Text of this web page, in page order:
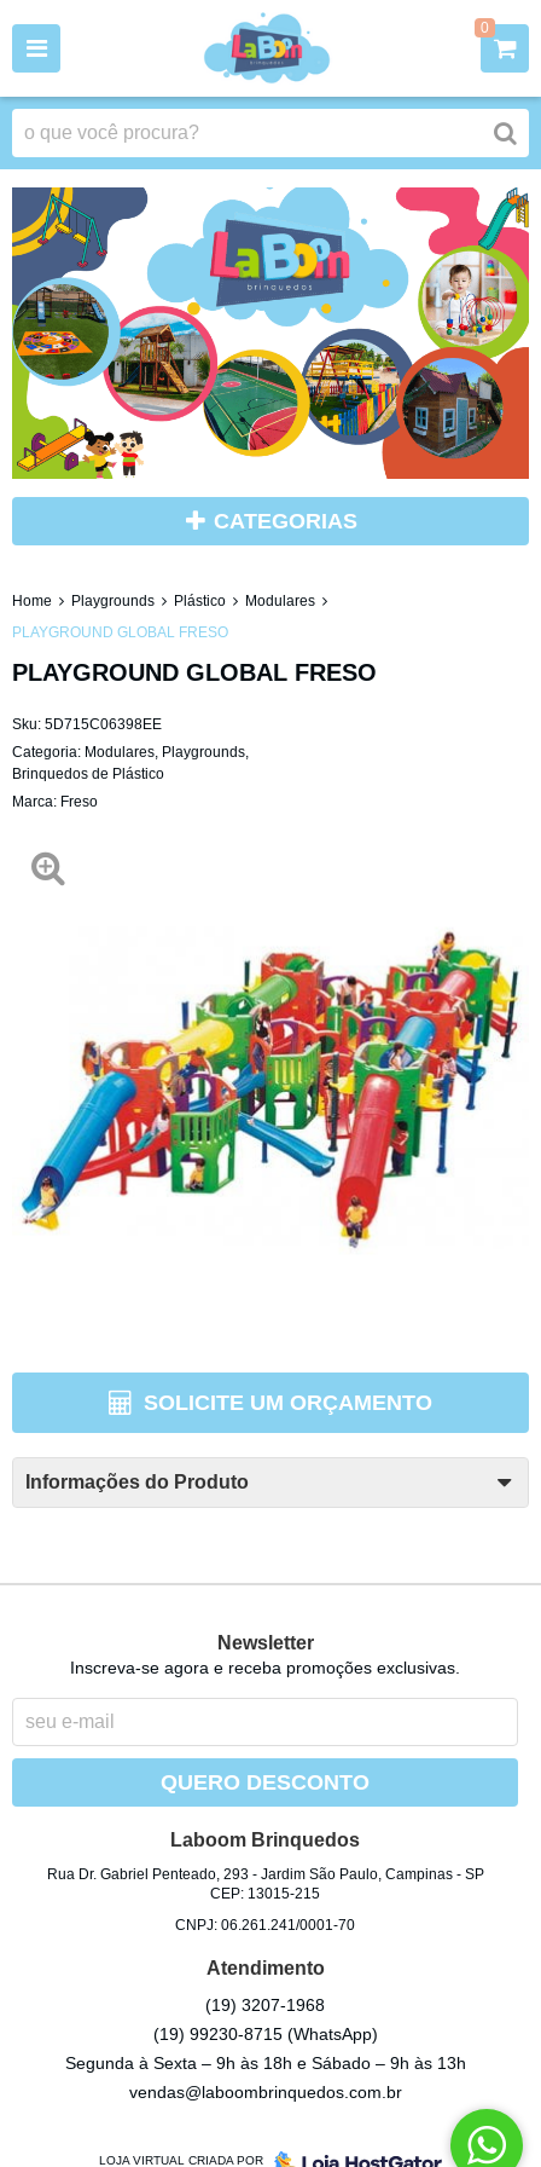
0
CATEGORIAS
Home Playgrounds Plástico
Modulares
PLAYGROUND GLOBAL FRESO
PLAYGROUND GLOBAL FRESO
Sku: 5D715C06398EE
Categoria: Modulares, Playgrounds,
Brinquedos de Plástico
Marca: Freso
SOLICITE UM ORÇAMENTO
Informações do Produto
Newsletter
Inscreva-se agora e receba promoções exclusivas.
QUERO DESCONTO
Laboom Brinquedos
Rua Dr. Gabriel Penteado, 293- Jardim São Paulo, Campinas- SP
CEP: 13015-215
CNPJ: 06.261.241/0001-70
Atendimento
(19) 3207-1968
(19) 99230-8715 (WhatsApp)
Segunda à Sexta – 9h às 18h e Sábado – 9h às 13h
vendas@laboombrinquedos.com.br
LOJA VIRTUAL CRIADA POR